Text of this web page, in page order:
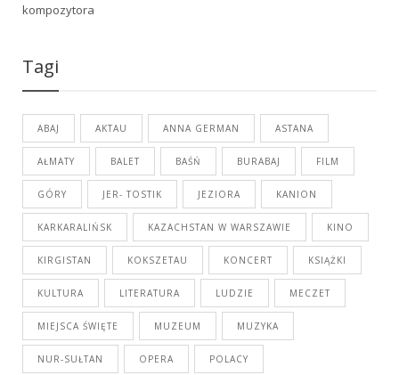
kompozytora
Tagi
ABAJ AKTAU ANNA GERMAN ASTANA
AŁMATY BALET BAŚŃ BURABAJ FILM
GÓRY JER- TOSTIK JEZIORA KANION
KARKARALIŃSK KAZACHSTAN W WARSZAWIE KINO
KIRGISTAN KOKSZETAU KONCERT KSIĄŻKI
KULTURA LITERATURA LUDZIE MECZET
MIEJSCA ŚWIĘTE MUZEUM MUZYKA
NUR-SUŁTAN OPERA POLACY